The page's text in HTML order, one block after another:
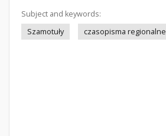
Subject and keywords:
Szamotuły
czasopisma regionalne